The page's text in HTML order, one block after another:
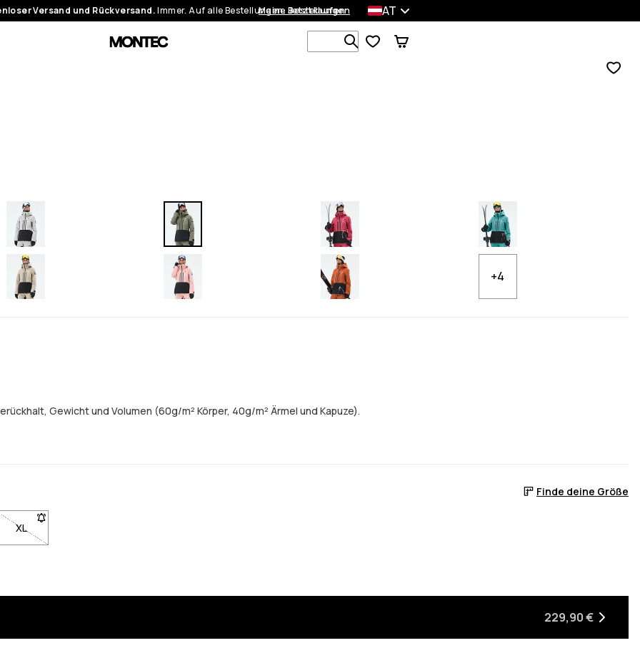
Versand und Rückversand.Immer. Auf alle Bestellungen. Jetzt kaufen
Meine Bestellungen AT
Durchsuche 1 000+ Produkte
+4
Gewicht und Volumen (60g/m² Körper, 40g/m² Ärmel und Kapuze).
Finde deine Größe
benachrichtigt zu werden, wenn sie wieder auf Lager ist
Klicke, um benachrichtigt zu werden, wenn sie wieder auf Lager ist
nicht verfügbar. Klicke, um benachrichtigt zu werden, wenn sie wieder auf Lager ist
XL- Größe XL nicht verfügbar. Klicke, um benachrichtigt zu werden, wenn sie wieder auf Lager ist
229,90 €